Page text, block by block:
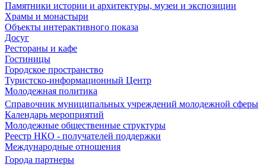
Памятники истории и архитектуры, музеи и экспозиции
Храмы и монастыри
Объекты интерактивного показа
Досуг
Рестораны и кафе
Гостиницы
Городское пространство
Туристско-информационный Центр
Молодежная политика
Справочник муниципальных учреждений молодежной сферы
Календарь мероприятий
Молодежные общественные структуры
Реестр НКО - получателей поддержки
Международные отношения
Города партнеры